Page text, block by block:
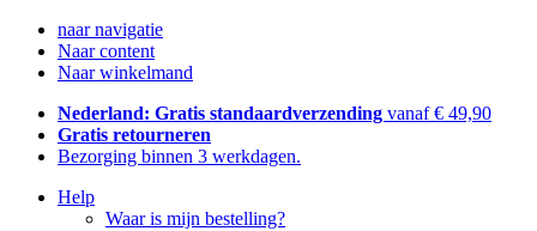
naar navigatie
Naar content
Naar winkelmand
Nederland: Gratis standaardverzending vanaf € 49,90
Gratis retourneren
Bezorging binnen 3 werkdagen.
Help
Waar is mijn bestelling?